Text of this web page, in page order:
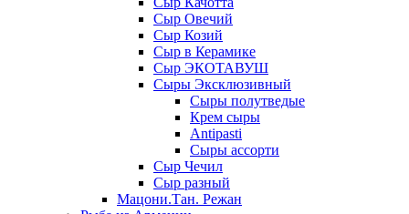
Сыр Овечий
Сыр Козий
Сыр в Керамике
Сыр ЭКОТАВУШ
Сыры Эксклюзивный
Сыры полутведые
Крем сыры
Antipasti
Сыры ассорти
Сыр Чечил
Сыр разный
Мацони.Тан. Режан